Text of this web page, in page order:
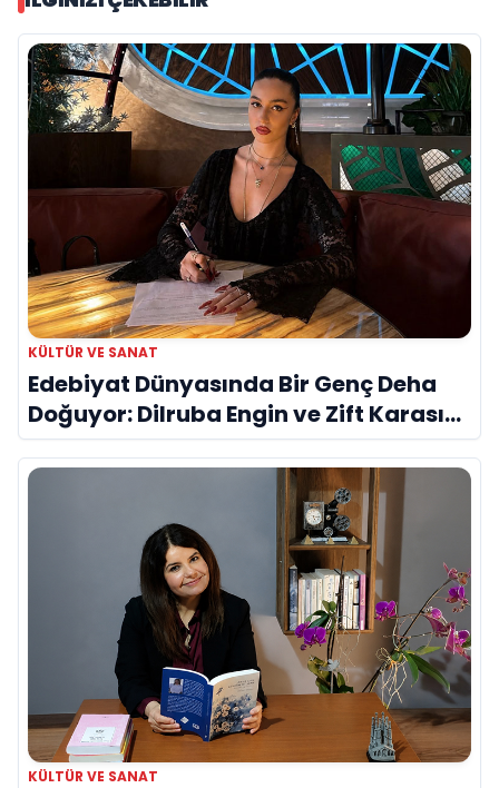
KÜLTÜR VE SANAT
Edebiyat Dünyasında Bir Genç Deha
Doğuyor: Dilruba Engin ve Zift Karası
Evreni ‘AVENOİR’
KÜLTÜR VE SANAT